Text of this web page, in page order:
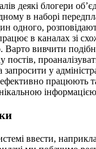
деякі блогери
в наборі
одного,
в каналах зі
Варто вивчити
постів,
запросити у
ефективно працюють
ввести,